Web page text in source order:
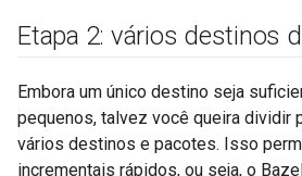
Etapa 2: vários destinos
Embora um único destino seja
pequenos, talvez você queira dividir
vários destinos e pacotes. Isso
incrementais rápidos, ou seja, o